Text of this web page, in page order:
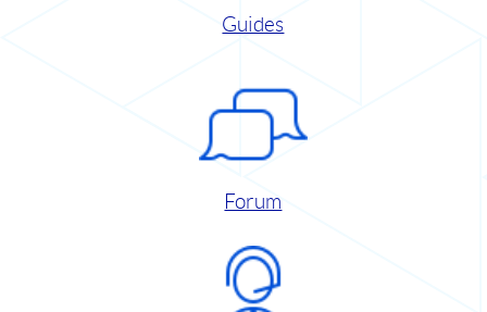
Guides
Forum